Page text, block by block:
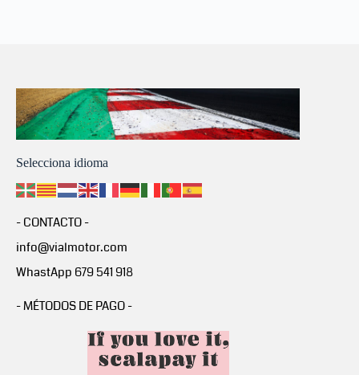
Selecciona idioma
- CONTACTO -
info@vialmotor.com
WhastApp 679 541 918
- MÉTODOS DE PAGO -